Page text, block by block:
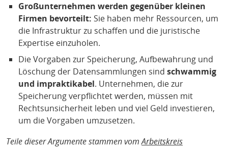
Großunternehmen werden gegenüber kleinen
Firmen bevorteilt: Sie haben mehr Ressourcen, um
die Infrastruktur zu schaffen und die juristische
Expertise einzuholen.
Die Vorgaben zur Speicherung, Aufbewahrung und
Löschung der Datensammlungen sind schwammig
und impraktikabel. Unternehmen, die zur
Speicherung verpflichtet werden, müssen mit
Rechtsunsicherheit leben und viel Geld investieren,
um die Vorgaben umzusetzen.
Teile dieser Argumente stammen vomArbeitskreis